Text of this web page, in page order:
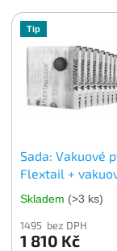
Tip
Sada: Vakuové
Flextail +
Vacuum Pump
Skladem (>3 ks)
1495 bez DPH
1 810 Kč